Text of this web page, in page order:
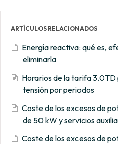
ARTÍCULOS RELACIONADOS
Energía reactiva: qué es,
eliminarla
Horarios de la tarifa
tensión por periodos
Coste de los excesos de
de 50 kW y servicios
Coste de los excesos de